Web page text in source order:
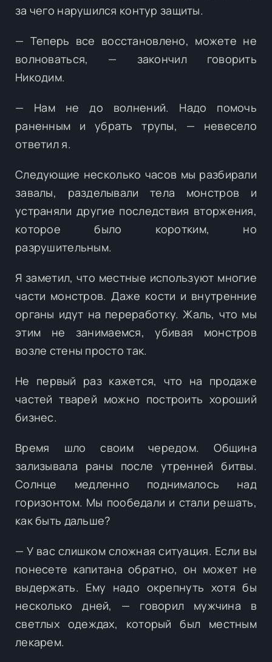
за чего нарушился контур защиты.
— Теперь все восстановлено, можете не
волноваться, — закончил говорить
Никодим.
— Нам не до волнений. Надо помочь
раненным и убрать трупы, — невесело
ответил я.
Следующие несколько часов мы разбирали
завалы, разделывали тела монстров и
устраняли другие последствия вторжения,
которое было коротким, но
разрушительным.
Я заметил, что местные используют многие
части монстров. Даже кости и внутренние
органы идут на переработку. Жаль, что мы
этим не занимаемся, убивая монстров
возле стены просто так.
Не первый раз кажется, что на продаже
частей тварей можно построить хороший
бизнес.
Время шло своим чередом. Община
зализывала раны после утренней битвы.
Солнце медленно поднималось над
горизонтом. Мы пообедали и стали решать,
как быть дальше?
— У вас слишком сложная ситуация. Если вы
понесете капитана обратно, он может не
выдержать. Ему надо окрепнуть хотя бы
несколько дней, — говорил мужчина в
светлых одеждах, который был местным
лекарем.